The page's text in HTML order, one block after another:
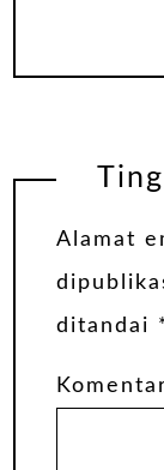
Alamat
ditandai